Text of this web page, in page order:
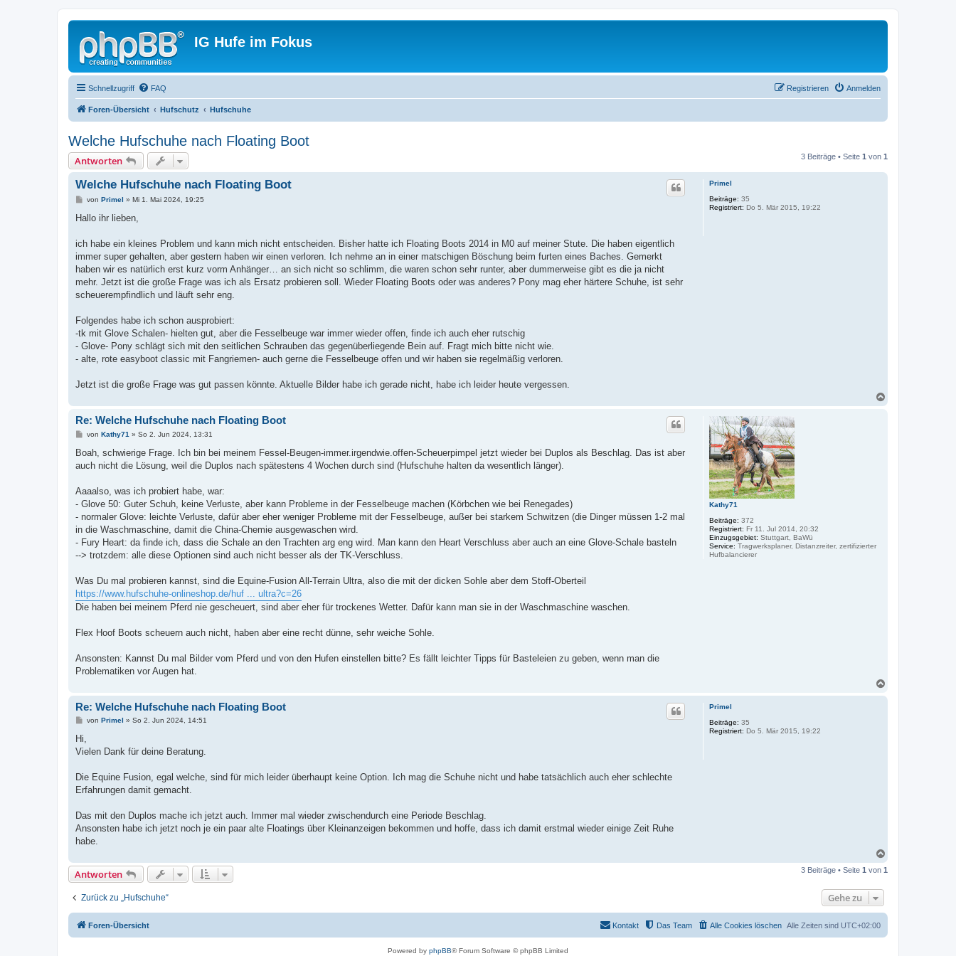
IG Hufe im Fokus
Schnellzugriff FAQ Anmelden
Registrieren
Foren-Übersicht Hufschutz Hufschuhe
Welche Hufschuhe nach Floating Boot
Antworten 3 Beiträge • Seite 1 von 1
Primel
Beiträge: 35
Registriert: Do 5. Mär 2015, 19:22
Welche Hufschuhe nach Floating Boot
B
i
a
von Primel » Mi 1. Mai 2024, 19:25
Hallo ihr lieben,
ich habe ein kleines Problem und kann mich nicht entscheiden. Bisher hatte ich Floating Boots 2014 in M0 auf meiner Stute. Die haben eigentlich
immer super gehalten, aber gestern haben wir einen verloren. Ich nehme an in einer matschigen Böschung beim furten eines Baches. Gemerkt
haben wir es natürlich erst kurz vorm Anhänger… an sich nicht so schlimm, die waren schon sehr runter, aber dummerweise gibt es die ja nicht
mehr. Jetzt ist die große Frage was ich als Ersatz probieren soll. Wieder Floating Boots oder was anderes? Pony mag eher härtere Schuhe, ist sehr
scheuerempfindlich und läuft sehr eng.
Folgendes habe ich schon ausprobiert:
-tk mit Glove Schalen- hielten gut, aber die Fesselbeuge war immer wieder offen, finde ich auch eher rutschig
- Glove- Pony schlägt sich mit den seitlichen Schrauben das gegenüberliegende Bein auf. Fragt mich bitte nicht wie.
- alte, rote easyboot classic mit Fangriemen- auch gerne die Fesselbeuge offen und wir haben sie regelmäßig verloren.
Jetzt ist die große Frage was gut passen könnte. Aktuelle Bilder habe ich gerade nicht, habe ich leider heute vergessen.
Kathy71
Beiträge: 372
Registriert: Fr 11. Jul 2014, 20:32
Einzugsgebiet: Stuttgart, BaWü
Service: Tragwerksplaner, Distanzreiter, zertifizierter
Hufbalancierer
Re: Welche Hufschuhe nach Floating Boot
B
i
r
von Kathy71 » So 2. Jun 2024, 13:31
Boah, schwierige Frage. Ich bin bei meinem Fessel-Beugen-immer.irgendwie.offen-Scheuerpimpel jetzt wieder bei Duplos als Beschlag. Das ist aber
auch nicht die Lösung, weil die Duplos nach spätestens 4 Wochen durch sind (Hufschuhe halten da wesentlich länger).
Aaaalso, was ich probiert habe, war:
- Glove 50: Guter Schuh, keine Verluste, aber kann Probleme in der Fesselbeuge machen (Körbchen wie bei Renegades)
- normaler Glove: leichte Verluste, dafür aber eher weniger Probleme mit der Fesselbeuge, außer bei starkem Schwitzen (die Dinger müssen 1-2 mal
in die Waschmaschine, damit die China-Chemie ausgewaschen wird.
- Fury Heart: da finde ich, dass die Schale an den Trachten arg eng wird. Man kann den Heart Verschluss aber auch an eine Glove-Schale basteln
--> trotzdem: alle diese Optionen sind auch nicht besser als der TK-Verschluss.
Was Du mal probieren kannst, sind die Equine-Fusion All-Terrain Ultra, also die mit der dicken Sohle aber dem Stoff-Oberteil
https://www.hufschuhe-onlineshop.de/huf ... ultra?c=26
Die haben bei meinem Pferd nie gescheuert, sind aber eher für trockenes Wetter. Dafür kann man sie in der Waschmaschine waschen.
Flex Hoof Boots scheuern auch nicht, haben aber eine recht dünne, sehr weiche Sohle.
Ansonsten: Kannst Du mal Bilder vom Pferd und von den Hufen einstellen bitte? Es fällt leichter Tipps für Basteleien zu geben, wenn man die
Problematiken vor Augen hat.
Primel
Beiträge: 35
Registriert: Do 5. Mär 2015, 19:22
Re: Welche Hufschuhe nach Floating Boot
B
t
r
von Primel » So 2. Jun 2024, 14:51
Hi,
Vielen Dank für deine Beratung.
Die Equine Fusion, egal welche, sind für mich leider überhaupt keine Option. Ich mag die Schuhe nicht und habe tatsächlich auch eher schlechte
Erfahrungen damit gemacht.
Das mit den Duplos mache ich jetzt auch. Immer mal wieder zwischendurch eine Periode Beschlag.
Ansonsten habe ich jetzt noch je ein paar alte Floatings über Kleinanzeigen bekommen und hoffe, dass ich damit erstmal wieder einige Zeit Ruhe
habe.
c
Antworten 3 Beiträge • Seite 1 von 1
Zurück zu „Hufschuhe“ Gehe zu
Foren-Übersicht Alle Zeiten sind UTC+02:00
Alle Cookies löschen
Das Team
Kontakt
Powered by phpBB® Forum Software © phpBB Limited